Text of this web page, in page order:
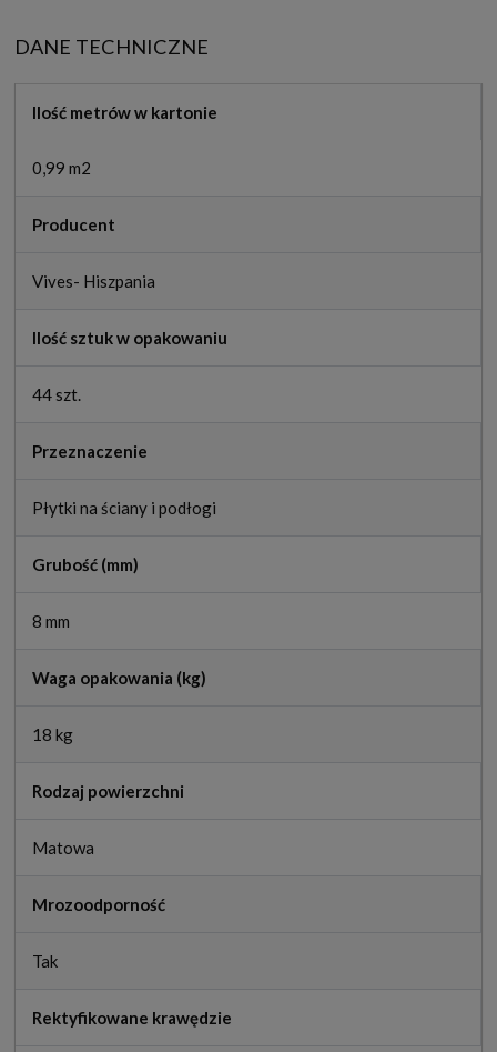
DANE TECHNICZNE
Ilość metrów w kartonie
0,99 m2
Producent
Vives- Hiszpania
Ilość sztuk w opakowaniu
44 szt.
Przeznaczenie
Płytki na ściany i podłogi
Grubość (mm)
8 mm
Waga opakowania (kg)
18 kg
Rodzaj powierzchni
Matowa
Mrozoodporność
Tak
Rektyfikowane krawędzie